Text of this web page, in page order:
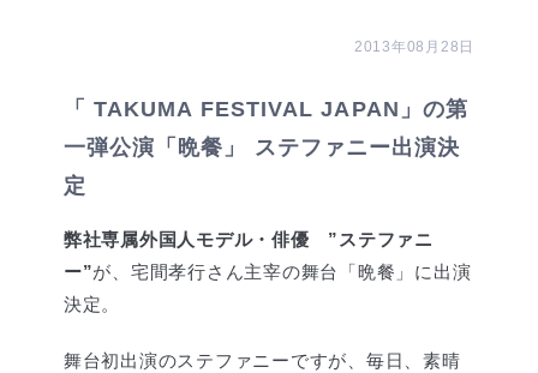
2013年08月28日
「 TAKUMA FESTIVAL JAPAN」の第
一弾公演「晩餐」 ステファニー出演決
定
弊社専属外国人モデル・俳優 ”ステファニ
ー”が、宅間孝行さん主宰の舞台「晩餐」に出演
決定。
舞台初出演のステファニーですが、毎日、素晴